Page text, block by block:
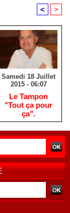
< >
Samedi 18 Juillet
2015 - 06:07
Le Tampon
"Tout ça pour
ça".